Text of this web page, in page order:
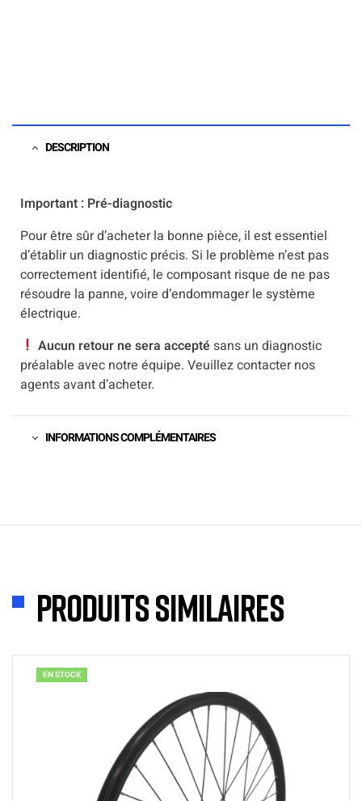
DESCRIPTION
Important : Pré-diagnostic
Pour être sûr d’acheter la bonne pièce, il est essentiel
d’établir un diagnostic précis. Si le problème n’est pas
correctement identifié, le composant risque de ne pas
résoudre la panne, voire d’endommager le système
électrique.
Aucun retour ne sera accepté sans un diagnostic
préalable avec notre équipe. Veuillez contacter nos
agents avant d’acheter.
INFORMATIONS COMPLÉMENTAIRES
Produits similaires
EN STOCK